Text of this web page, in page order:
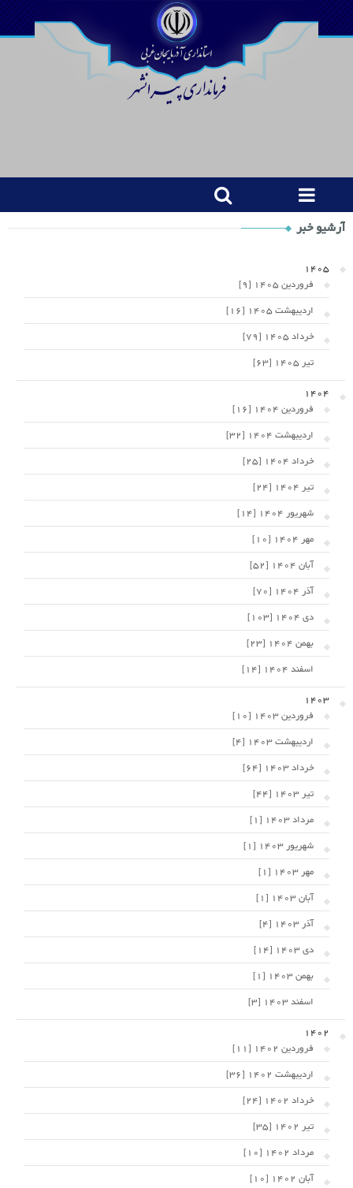
Shop
Category
Widget
آرشیو خبر
1405
فروردین 1405 [9]
اردیبهشت 1405 [16]
خرداد 1405 [79]
تیر 1405 [63]
1404
فروردین 1404 [16]
اردیبهشت 1404 [32]
خرداد 1404 [25]
تیر 1404 [24]
شهریور 1404 [14]
مهر 1404 [10]
آبان 1404 [52]
آذر 1404 [70]
دی 1404 [103]
بهمن 1404 [23]
اسفند 1404 [14]
1403
فروردین 1403 [10]
اردیبهشت 1403 [4]
خرداد 1403 [64]
تیر 1403 [44]
مرداد 1403 [1]
شهریور 1403 [1]
مهر 1403 [1]
آبان 1403 [1]
آذر 1403 [4]
دی 1403 [14]
بهمن 1403 [1]
اسفند 1403 [3]
1402
فروردین 1402 [11]
اردیبهشت 1402 [36]
خرداد 1402 [24]
تیر 1402 [35]
مرداد 1402 [10]
آبان 1402 [10]